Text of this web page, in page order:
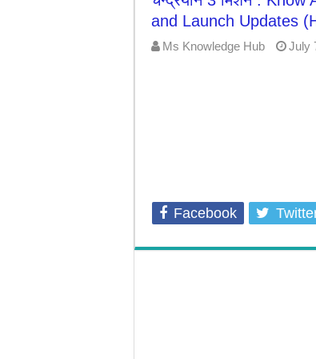
7-Day Weight Loss
and Launch Updates
Ms Knowledge Hub July
Facebook